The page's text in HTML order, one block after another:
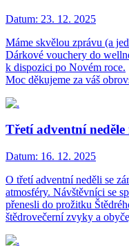
Datum: 23. 12. 2025
Máme skvělou zprávu (a
Dárkové vouchery do
k dispozici po Novém roce.
Moc děkujeme za váš
Třetí adventní neděle
Datum: 16. 12. 2025
O třetí adventní neděli se
atmosféry. Návštěvníci se
přenesli do prožitku
štědrovečerní zvyky a